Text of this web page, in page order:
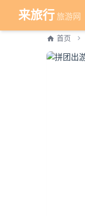
来旅行 旅游网
首页